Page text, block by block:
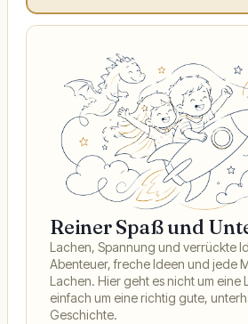
Reiner Spaß und
Lachen, Spannung und verrückte
Abenteuer, freche Ideen und jede
Lachen. Hier geht es nicht um eine
einfach um eine richtig gute,
Geschichte.